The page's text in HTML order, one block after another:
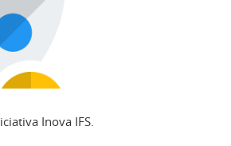
Inova IFS.